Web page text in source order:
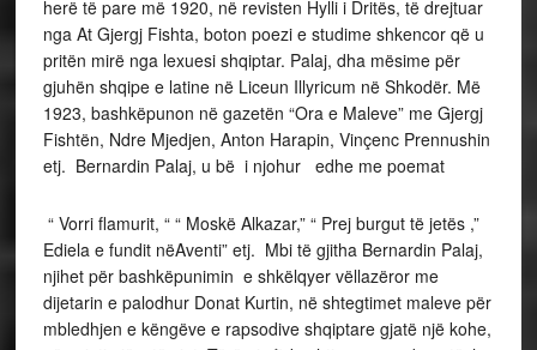
herë të pare më 1920, në revisten Hylli i Dritës, të drejtuar
nga At Gjergj Fishta, boton poezi e studime shkencor që u
pritën mirë nga lexuesi shqiptar. Palaj, dha mësime për
gjuhën shqipe e latine në Liceun Illyricum në Shkodër. Më
1923, bashkëpunon në gazetën “Ora e Maleve” me Gjergj
Fishtën, Ndre Mjedjen, Anton Harapin, Vinçenc Prennushin
etj. Bernardin Palaj, u bë i njohur edhe me poemat
“ Vorri flamurit, “ “ Moskë Alkazar,” “ Prej burgut të jetës ,”
Ediela e fundit nëAventi” etj. Mbi të gjitha Bernardin Palaj,
njihet për bashkëpunimin e shkëlqyer vëllazëror me
dijetarin e palodhur Donat Kurtin, në shtegtimet maleve për
mbledhjen e këngëve e rapsodive shqiptare gjatë një kohe,